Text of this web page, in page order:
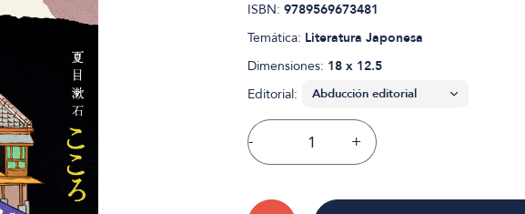
ISBN: 9789569673481
Temática: Literatura Japonesa
Dimensiones: 18 x 12.5
Editorial:
- +